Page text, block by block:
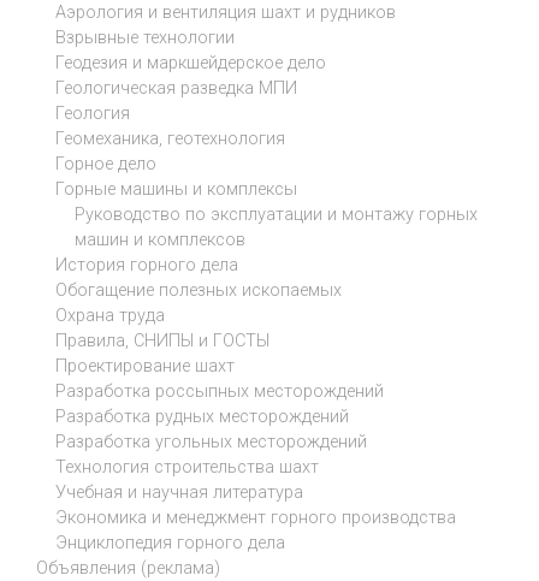
Аэрология и вентиляция шахт и рудников
Взрывные технологии
Геодезия и маркшейдерское дело
Геологическая разведка МПИ
Геология
Геомеханика, геотехнология
Горное дело
Горные машины и комплексы
Руководство по эксплуатации и монтажу горных
машин и комплексов
История горного дела
Обогащение полезных ископаемых
Охрана труда
Правила, СНИПЫ и ГОСТЫ
Проектирование шахт
Разработка россыпных месторождений
Разработка рудных месторождений
Разработка угольных месторождений
Технология строительства шахт
Учебная и научная литература
Экономика и менеджмент горного производства
Энциклопедия горного дела
Объявления (реклама)